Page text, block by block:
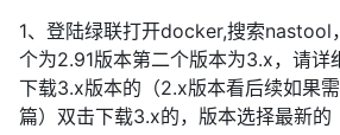
1、登陆绿联打开docker,搜索nastool
个为2.91版本第二个版本为3.x，请详
下载3.x版本的（2.x版本看后续如果
篇）双击下载3.x的，版本选择最新的